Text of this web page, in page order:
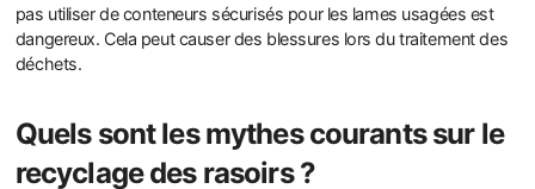
pas utiliser de conteneurs sécurisés pour les lames usagées est
dangereux. Cela peut causer des blessures lors du traitement des
déchets.
Quels sont les mythes courants sur le
recyclage des rasoirs ?